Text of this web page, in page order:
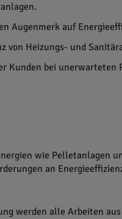
Augenmerk auf
von Heizungs- und
Kunden bei unerwarteten
wie Pelletanlagen
an
werden alle Arbeiten